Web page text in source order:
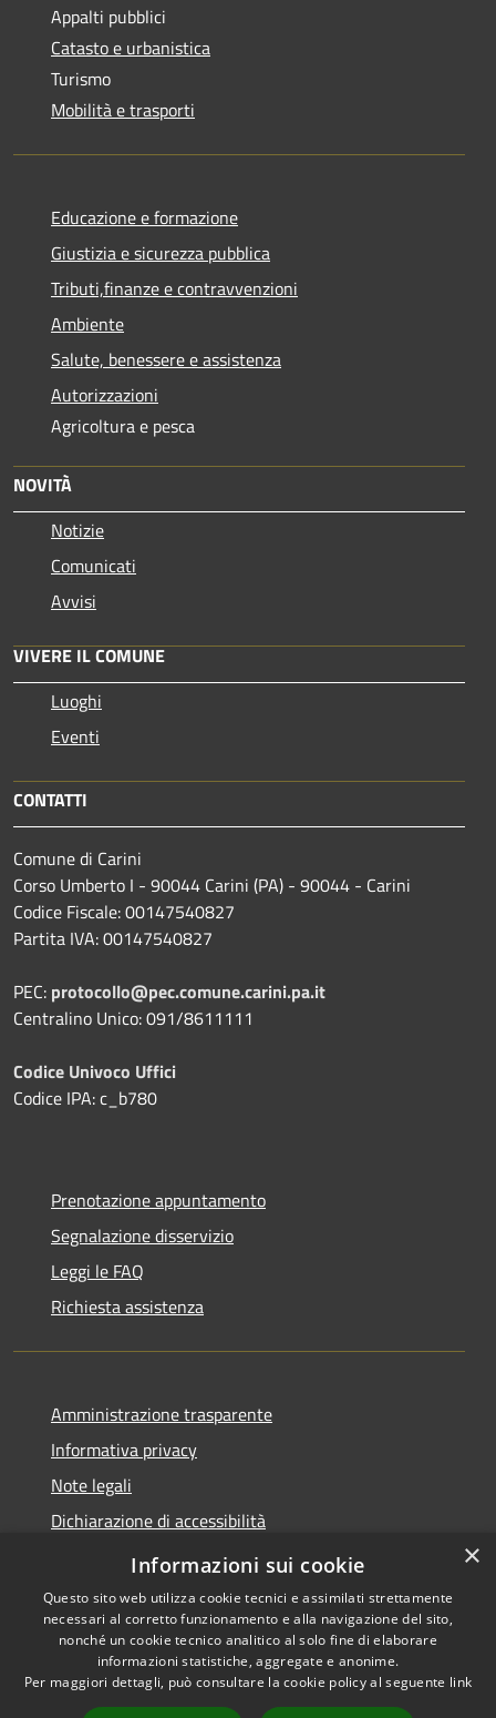
Appalti pubblici
Catasto e urbanistica
Turismo
Mobilità e trasporti
Educazione e formazione
Giustizia e sicurezza pubblica
Tributi,finanze e contravvenzioni
Ambiente
Salute, benessere e assistenza
Autorizzazioni
Agricoltura e pesca
NOVITÀ
Notizie
Comunicati
Avvisi
VIVERE IL COMUNE
Luoghi
Eventi
CONTATTI
Comune di Carini
Corso Umberto I - 90044 Carini (PA) - 90044 - Carini
Codice Fiscale: 00147540827
Partita IVA: 00147540827
PEC: protocollo@pec.comune.carini.pa.it
Centralino Unico: 091/8611111
Codice Univoco Uffici
Codice IPA: c_b780
Prenotazione appuntamento
Segnalazione disservizio
Leggi le FAQ
Richiesta assistenza
Amministrazione trasparente
Informativa privacy
Note legali
Dichiarazione di accessibilità
Privacy e protezione dei dati
Accessibilità
Copyright © 2026 • Comune di
Carini • Powered by
×
Informazioni sui cookie
Questo sito web utilizza cookie tecnici e assimilati strettamente
necessari al corretto funzionamento e alla navigazione del sito,
nonché un cookie tecnico analitico al solo fine di elaborare
informazioni statistiche, aggregate e anonime.
Per maggiori dettagli, può consultare la cookie policy al seguente link